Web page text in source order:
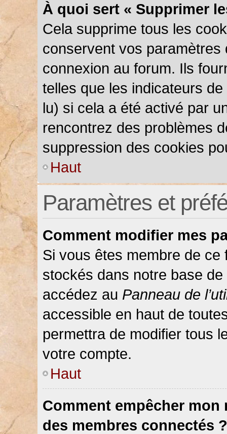
À quoi sert « Supprimer
Cela supprime tous les
conservent vos paramètres
connexion au forum. Ils
telles que les indicateurs
lu) si cela a été activé par
rencontrez des problèmes
suppression des cookies
Haut
Paramètres et
Comment modifier mes
Si vous êtes membre de
stockés dans notre base
accédez au Panneau de
accessible en haut de
permettra de modifier tous
votre compte.
Haut
Comment empêcher mon
des membres connectés ?